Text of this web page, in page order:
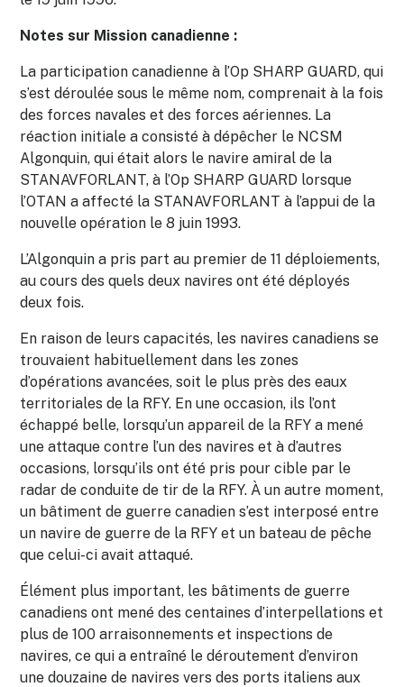
Notes sur Mission canadienne :
La participation canadienne à l’Op SHARP GUARD, qui
s’est déroulée sous le même nom, comprenait à la fois
des forces navales et des forces aériennes. La
réaction initiale a consisté à dépêcher le NCSM
Algonquin, qui était alors le navire amiral de la
STANAVFORLANT, à l’Op SHARP GUARD lorsque
l’OTAN a affecté la STANAVFORLANT à l’appui de la
nouvelle opération le 8 juin 1993.
L’Algonquin a pris part au premier de 11 déploiements,
au cours des quels deux navires ont été déployés
deux fois.
En raison de leurs capacités, les navires canadiens se
trouvaient habituellement dans les zones
d’opérations avancées, soit le plus près des eaux
territoriales de la RFY. En une occasion, ils l’ont
échappé belle, lorsqu’un appareil de la RFY a mené
une attaque contre l’un des navires et à d’autres
occasions, lorsqu’ils ont été pris pour cible par le
radar de conduite de tir de la RFY. À un autre moment,
un bâtiment de guerre canadien s’est interposé entre
un navire de guerre de la RFY et un bateau de pêche
que celui-ci avait attaqué.
Élément plus important, les bâtiments de guerre
canadiens ont mené des centaines d’interpellations et
plus de 100 arraisonnements et inspections de
navires, ce qui a entraîné le déroutement d’environ
une douzaine de navires vers des ports italiens aux